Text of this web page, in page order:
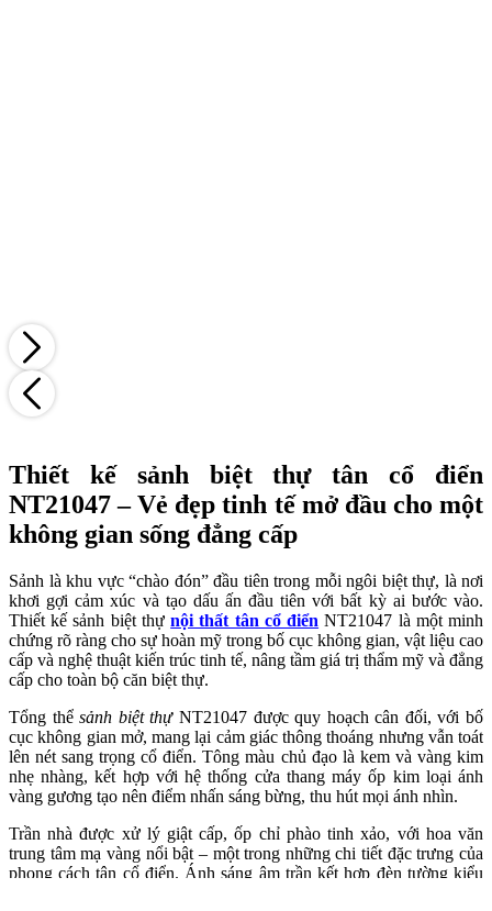
Thiết kế sảnh biệt thự tân cổ điển
NT21047 – Vẻ đẹp tinh tế mở đầu cho một
không gian sống đẳng cấp
Sảnh là khu vực “chào đón” đầu tiên trong mỗi ngôi biệt thự, là nơi
khơi gợi cảm xúc và tạo dấu ấn đầu tiên với bất kỳ ai bước vào.
Thiết kế sảnh biệt thựnội thất tân cổ điển NT21047 là một minh
chứng rõ ràng cho sự hoàn mỹ trong bố cục không gian, vật liệu cao
cấp và nghệ thuật kiến trúc tinh tế, nâng tầm giá trị thẩm mỹ và đẳng
cấp cho toàn bộ căn biệt thự.
Tổng thểsảnh biệt thựNT21047 được quy hoạch cân đối, với bố
cục không gian mở, mang lại cảm giác thông thoáng nhưng vẫn toát
lên nét sang trọng cổ điển. Tông màu chủ đạo là kem và vàng kim
nhẹ nhàng, kết hợp với hệ thống cửa thang máy ốp kim loại ánh
vàng gương tạo nên điểm nhấn sáng bừng, thu hút mọi ánh nhìn.
Trần nhà được xử lý giật cấp, ốp chỉ phào tinh xảo, với hoa văn
trung tâm mạ vàng nổi bật – một trong những chi tiết đặc trưng của
phong cách tân cổ điển. Ánh sáng âm trần kết hợp đèn tường kiểu